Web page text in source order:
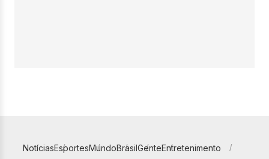
NotíciasEsportesMundoBrasilGenteEntretenimento